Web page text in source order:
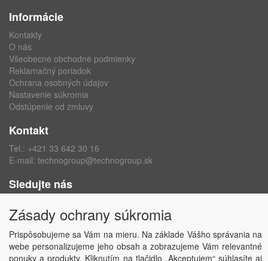
Informácie
Kontakty
O nás
Všeobecné obchodné podmienky
Reklamačný poriadok
Ochrana osobných údajov
Nastavenie súkromia
Odstúpenie od zmluvy
Kontakt
Tel.: +421 33 642 30 16
E-mail: technogroup@technogroup.sk
Sledujte nás
Instagram
Zásady ochrany súkromia
Prispôsobujeme sa Vám na mieru. Na základe Vášho správania na
webe personalizujeme jeho obsah a zobrazujeme Vám relevantné
ponuky a produkty. Kliknutím na tlačidlo „Akceptujem“ súhlasíte aj